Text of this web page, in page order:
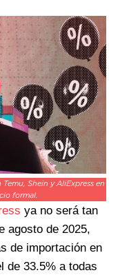
Shein y AliExpress en
formal.
ya no será tan
agosto de 2025,
de importación en
de 33.5% a todas